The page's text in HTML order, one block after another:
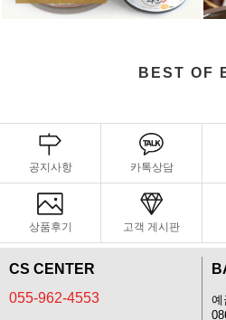
BEST OF
공지사항 카톡상담
상품후기 고객 게시판
CS CENTER
055-962-4553
예